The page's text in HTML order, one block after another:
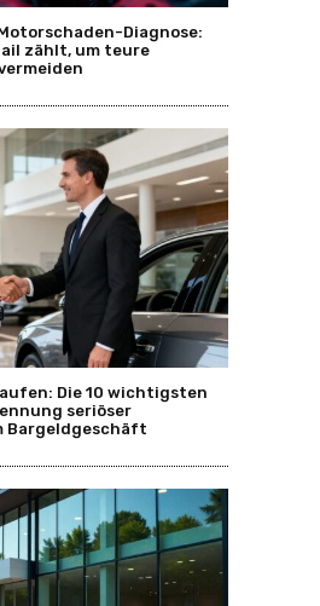
Diagnose:
zählt, um teure
Die 10 wichtigsten
seriöser
Bargeldgeschäft